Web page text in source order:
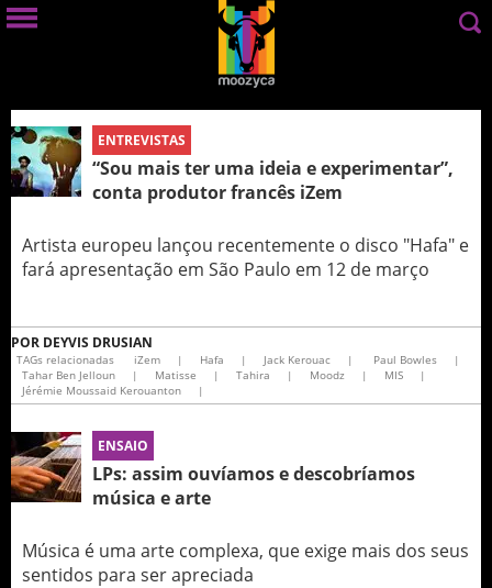
ENTREVISTAS
“Sou mais ter uma ideia e experimentar”,
conta produtor francês iZem
Artista europeu lançou recentemente o disco "Hafa" e
fará apresentação em São Paulo em 12 de março
POR DEYVIS DRUSIAN
TAGs relacionadas iZem | Hafa | Jack Kerouac | Paul Bowles
|
Tahar Ben Jelloun
| Matisse | Tahira | Moodz | MIS
|
Jérémie Moussaid Kerouanton
|
ENSAIO
LPs: assim ouvíamos e descobríamos
música e arte
Música é uma arte complexa, que exige mais dos seus
sentidos para ser apreciada